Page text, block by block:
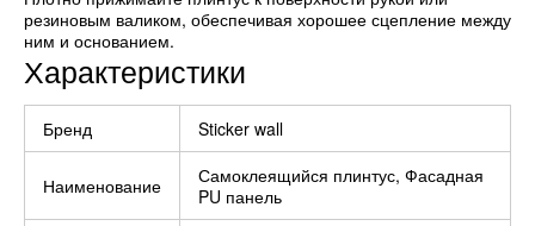
резиновым валиком, обеспечивая хорошее сцепление между
ним и основанием.
Характеристики
Бренд Sticker wall
Наименование
Самоклеящийся плинтус, Фасадная
PU панель